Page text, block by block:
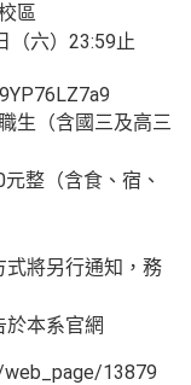
區
（六）23:59止
生（含國三及高三
整（含食、宿、
式將另行通知，務
本系官網
13879